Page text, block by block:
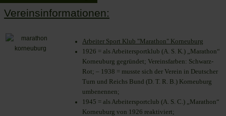
Vereinsinformationen:
Arbeiter Sport Klub "Marathon" Korneuburg
1926 = als Arbeitersportklub (A. S. K.) „Marathon“
Korneuburg gegründet; Vereinsfarben: Schwarz-
Rot; – 1938 = musste sich der Verein in Deutscher
Turn und Reichs Bund (D. T. R. B.) Korneuburg
umbenennen;
1945 = als Arbeitersportclub (A. S. C.) „Marathon“
Korneuburg von 1926 reaktiviert;